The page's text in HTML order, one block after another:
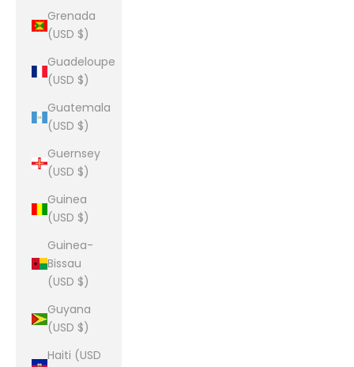
Grenada
(USD $)
Guadeloupe
(USD $)
Guatemala
(USD $)
Guernsey
(USD $)
Guinea
(USD $)
Guinea-
Bissau
(USD $)
Guyana
(USD $)
Haiti (USD